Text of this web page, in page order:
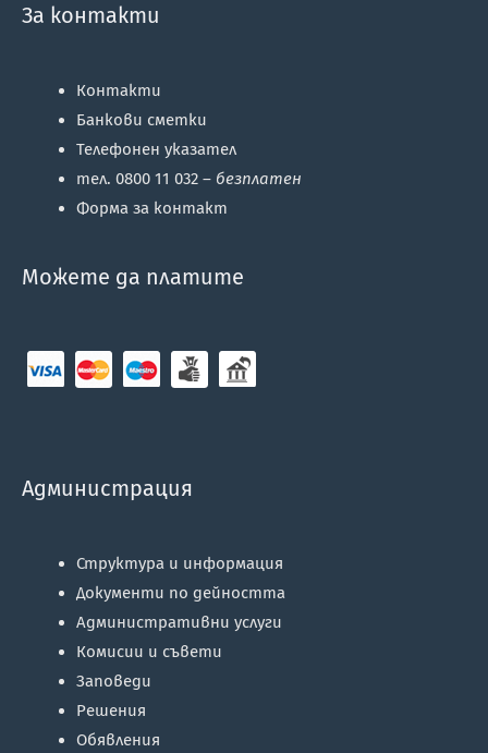
За контакти
Контакти
Банкови сметки
Телефонен указател
тел. 0800 11 032 – безплатен
Форма за контакт
Можете да платите
Администрация
Структура и информация
Документи по дейността
Административни услуги
Комисии и съвети
Заповеди
Решения
Обявления